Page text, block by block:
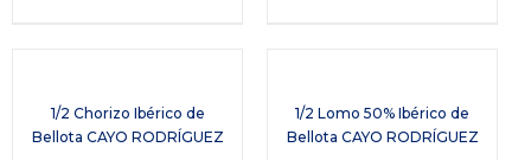
1/2 Chorizo Ibérico de
Bellota CAYO RODRÍGUEZ
1/2 Lomo 50% Ibérico de
Bellota CAYO RODRÍGUEZ